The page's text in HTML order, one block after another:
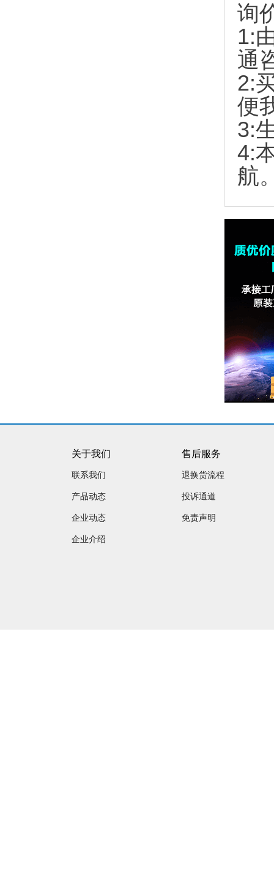
询
1:
通
2:
便
3:
4:
航
关于我们
联系我们
产品动态
企业动态
企业介绍
售后服务
退换货流程
投诉通道
免责声明